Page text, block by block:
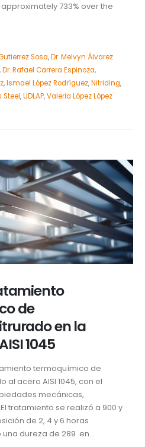
733% over the
Sosa,Dr. Melvyn Álvarez
,Dr. Rafael Carrera Espinoza,
,Ismael López Rodríguez,Nitriding,
Steel,UDLAP,Valeria López López
de
en la
1045
termoquímico de
acero AISI 1045, con el
mecánicas,
tratamiento se realizó a 900 y
de 2, 4 y 6 horas
dureza de 289 en...